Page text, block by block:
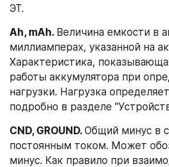
ЭТ.
Ah, mAh. Величина емкости в
миллиамперах, указанной на
Характеристика,
работы аккумулятора при
нагрузки. Нагрузка
подробно в разделе
CND, GROUND. Общий минус в
постоянным током. Может
минус. Как правило при